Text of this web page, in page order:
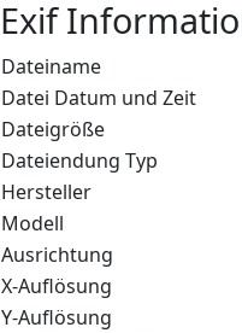
Exif
Dateiname
Datei Datum und Zeit
Dateigröße
Dateiendung Typ
Hersteller
Modell
Ausrichtung
X-Auflösung
Y-Auflösung